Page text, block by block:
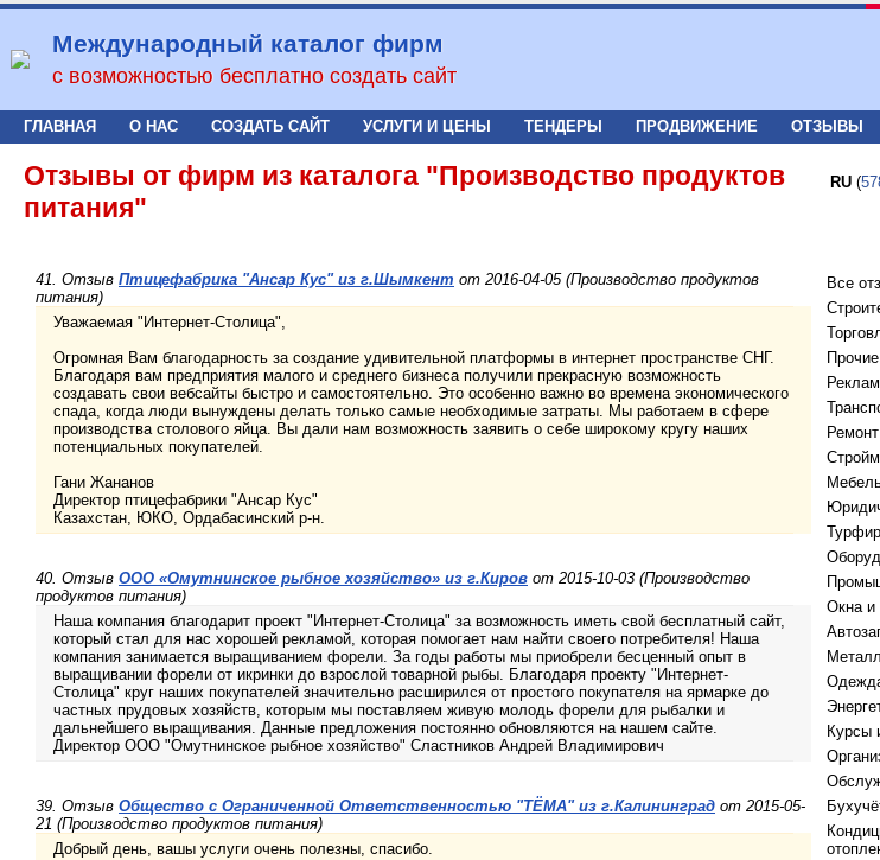
Международный каталог фирм
с возможностью бесплатно создать сайт
ГЛАВНАЯ О НАС СОЗДАТЬ САЙТ УСЛУГИ И ЦЕНЫ ТЕНДЕРЫ ПРОДВИЖЕНИЕ ОТЗЫВЫ
Отзывы от фирм из каталога "Производство продуктов
питания"
RU (
41. Отзыв Птицефабрика "Ансар Кус" из г.Шымкент от 2016-04-05 (Производство продуктов
питания)
Уважаемая "Интернет-Столица",
Огромная Вам благодарность за создание удивительной платформы в интернет пространстве СНГ.
Благодаря вам предприятия малого и среднего бизнеса получили прекрасную возможность
создавать свои вебсайты быстро и самостоятельно. Это особенно важно во времена экономического
спада, когда люди вынуждены делать только самые необходимые затраты. Мы работаем в сфере
производства столового яйца. Вы дали нам возможность заявить о себе широкому кругу наших
потенциальных покупателей.
Гани Жананов
Директор птицефабрики "Ансар Кус"
Казахстан, ЮКО, Ордабасинский р-н.
40. Отзыв ООО «Омутнинское рыбное хозяйство» из г.Киров от 2015-10-03 (Производство
продуктов питания)
Наша компания благодарит проект "Интернет-Столица" за возможность иметь свой бесплатный сайт,
который стал для нас хорошей рекламой, которая помогает нам найти своего потребителя! Наша
компания занимается выращиванием форели. За годы работы мы приобрели бесценный опыт в
выращивании форели от икринки до взрослой товарной рыбы. Благодаря проекту "Интернет-
Столица" круг наших покупателей значительно расширился от простого покупателя на ярмарке до
частных прудовых хозяйств, которым мы поставляем живую молодь форели для рыбалки и
дальнейшего выращивания. Данные предложения постоянно обновляются на нашем сайте.
Директор ООО "Омутнинское рыбное хозяйство" Сластников Андрей Владимирович
39. Отзыв Общество с Ограниченной Ответственностью "ТЁМА" из г.Калининград от 2015-05-
21 (Производство продуктов питания)
Добрый день, вашы услуги очень полезны, спасибо.
Все
Окна и
Курсы